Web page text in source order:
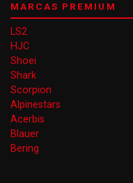
MARCAS PREMIUM
LS2
HJC
Shoei
Shark
Scorpion
Alpinestars
Acerbis
Blauer
Bering